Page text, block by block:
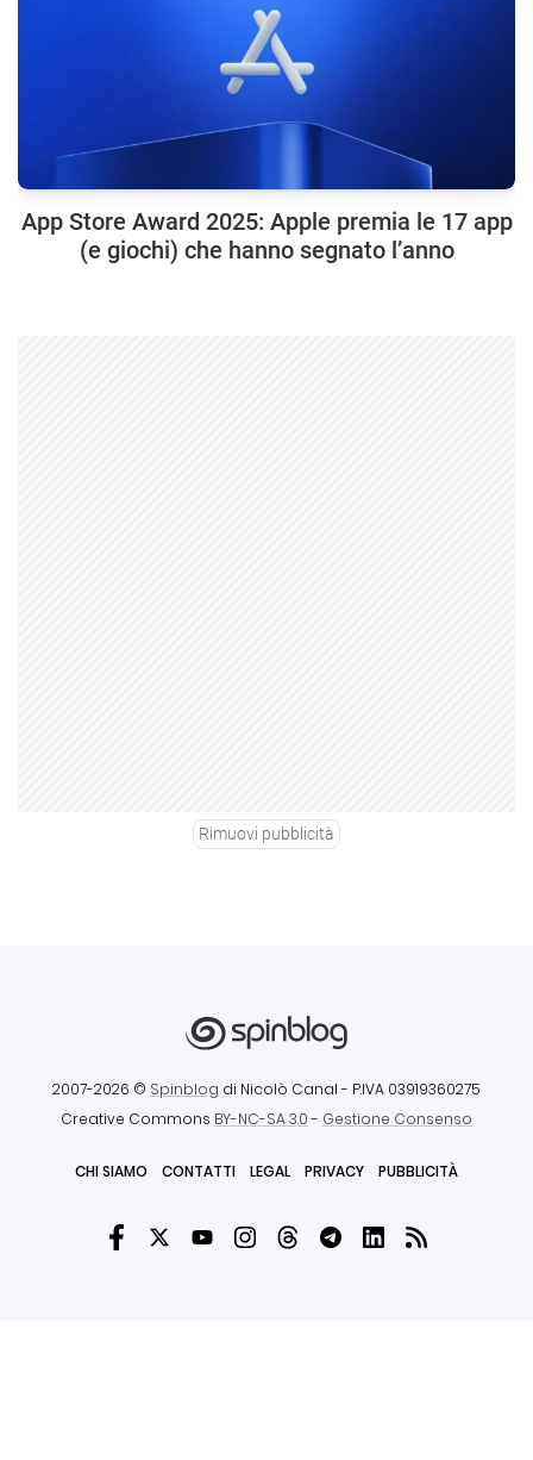
App Store Award 2025: Apple premia le 17 app
(e giochi) che hanno segnato l’anno
Rimuovi pubblicità
2007-2026 © Spinblog di Nicolò Canal - P.IVA 03919360275
Creative Commons BY-NC-SA 3.0- Gestione Consenso
CHI SIAMO CONTATTI LEGAL PRIVACY PUBBLICITÀ